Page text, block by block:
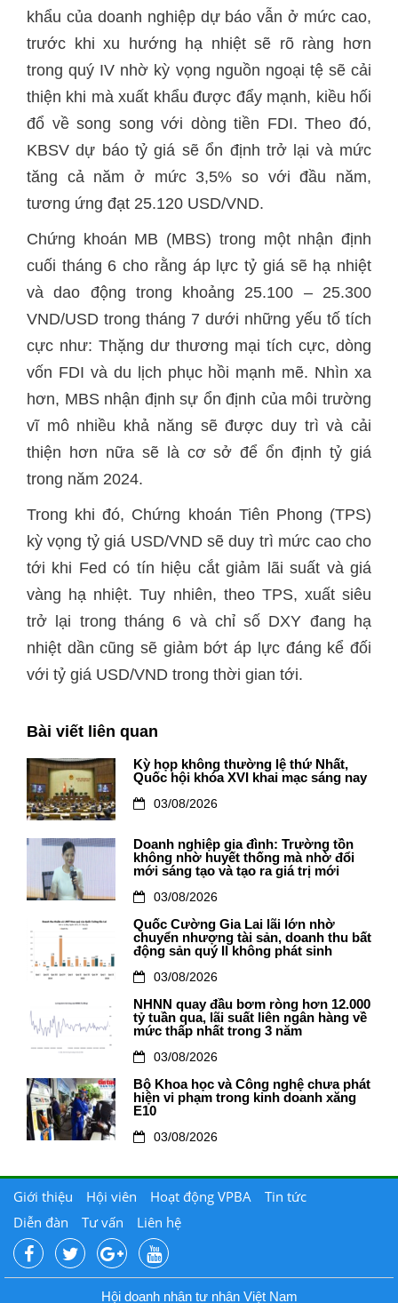
khẩu của doanh nghiệp dự báo vẫn ở mức cao,
trước khi xu hướng hạ nhiệt sẽ rõ ràng hơn
trong quý IV nhờ kỳ vọng nguồn ngoại tệ sẽ cải
thiện khi mà xuất khẩu được đẩy mạnh, kiều hối
đổ về song song với dòng tiền FDI. Theo đó,
KBSV dự báo tỷ giá sẽ ổn định trở lại và mức
tăng cả năm ở mức 3,5% so với đầu năm,
tương ứng đạt 25.120 USD/VND.
Chứng khoán MB (MBS) trong một nhận định
cuối tháng 6 cho rằng áp lực tỷ giá sẽ hạ nhiệt
và dao động trong khoảng 25.100 – 25.300
VND/USD trong tháng 7 dưới những yếu tố tích
cực như: Thặng dư thương mại tích cực, dòng
vốn FDI và du lịch phục hồi mạnh mẽ. Nhìn xa
hơn, MBS nhận định sự ổn định của môi trường
vĩ mô nhiều khả năng sẽ được duy trì và cải
thiện hơn nữa sẽ là cơ sở để ổn định tỷ giá
trong năm 2024.
Trong khi đó, Chứng khoán Tiên Phong (TPS)
kỳ vọng tỷ giá USD/VND sẽ duy trì mức cao cho
tới khi Fed có tín hiệu cắt giảm lãi suất và giá
vàng hạ nhiệt. Tuy nhiên, theo TPS, xuất siêu
trở lại trong tháng 6 và chỉ số DXY đang hạ
nhiệt dần cũng sẽ giảm bớt áp lực đáng kể đối
với tỷ giá USD/VND trong thời gian tới.
Bài viết liên quan
Kỳ họp không thường lệ thứ Nhất,
Quốc hội khóa XVI khai mạc sáng nay
03/08/2026
Doanh nghiệp gia đình: Trường tồn
không nhờ huyết thống mà nhờ đổi
mới sáng tạo và tạo ra giá trị mới
03/08/2026
Quốc Cường Gia Lai lãi lớn nhờ
chuyển nhượng tài sản, doanh thu bất
động sản quý II không phát sinh
03/08/2026
NHNN quay đầu bơm ròng hơn 12.000
tỷ tuần qua, lãi suất liên ngân hàng về
mức thấp nhất trong 3 năm
03/08/2026
Bộ Khoa học và Công nghệ chưa phát
hiện vi phạm trong kinh doanh xăng
E10
03/08/2026
Giới thiệu Hội viên Hoạt động VPBA
Tin tức
Diễn đàn
Tư vấn Liên hệ
Hội doanh nhân tư nhân Việt Nam